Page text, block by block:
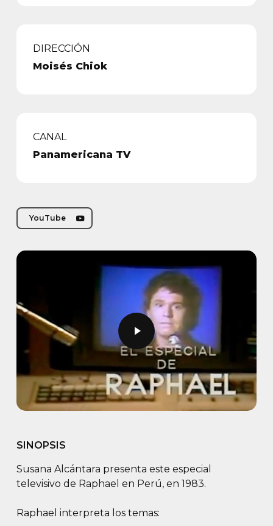
Play Video
Play Video
SINOPSIS
Susana Alcántara presenta este especial
televisivo de Raphael en Perú, en 1983.
Raphael interpreta los temas:
DIRECCIÓN
Moisés Chiok
CANAL
Panamericana TV
YouTube